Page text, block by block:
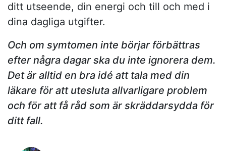
ditt utseende, din energi och till och med i
dina dagliga utgifter.
Och om symtomen inte börjar förbättras
efter några dagar ska du inte ignorera dem.
Det är alltid en bra idé att tala med din
läkare för att utesluta allvarligare problem
och för att få råd som är skräddarsydda för
ditt fall.